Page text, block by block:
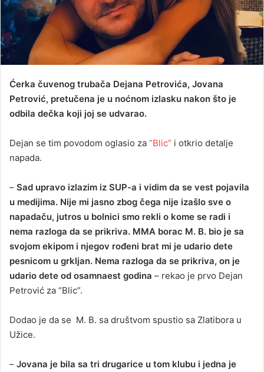
Ćerka čuvenog trubača Dejana Petrovića, Jovana
Petrović, pretučena je u noćnom izlasku nakon što je
odbila dečka koji joj se udvarao.
Dejan se tim povodom oglasio za “Blic” i otkrio detalje
napada.
– Sad upravo izlazim iz SUP-a i vidim da se vest pojavila
u medijima. Nije mi jasno zbog čega nije izašlo sve o
napadaču, jutros u bolnici smo rekli o kome se radi i
nema razloga da se prikriva. MMA borac M. B. bio je sa
svojom ekipom i njegov rođeni brat mi je udario dete
pesnicom u grkljan. Nema razloga da se prikriva, on je
udario dete od osamnaest godina – rekao je prvo Dejan
Petrović za “Blic”.
Dodao je da se M. B. sa društvom spustio sa Zlatibora u
Užice.
– Jovana je bila sa tri drugarice u tom klubu i jedna je